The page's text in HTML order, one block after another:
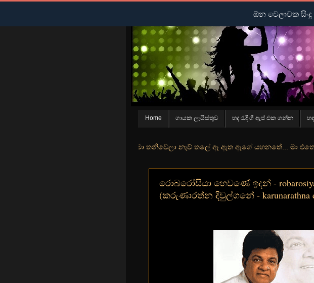
Home ගායක ලැයිස්තුව හද රැදි ගී ඇප් එක ගන්න
මුහුදු තීරේ ගල් මල් පිපුන යායේ මා තනිවෙලා නැව් තලේ ඈ ඇත ඇගේ යහනතේ... මා එතෙර ආ දා ඈ
රොබරෝසියා හෙවණේ ඉදන් - robarosiya
(කරුණාරත්න දිවුල්ගනේ - karunarathna
ඕන වෙලාවක